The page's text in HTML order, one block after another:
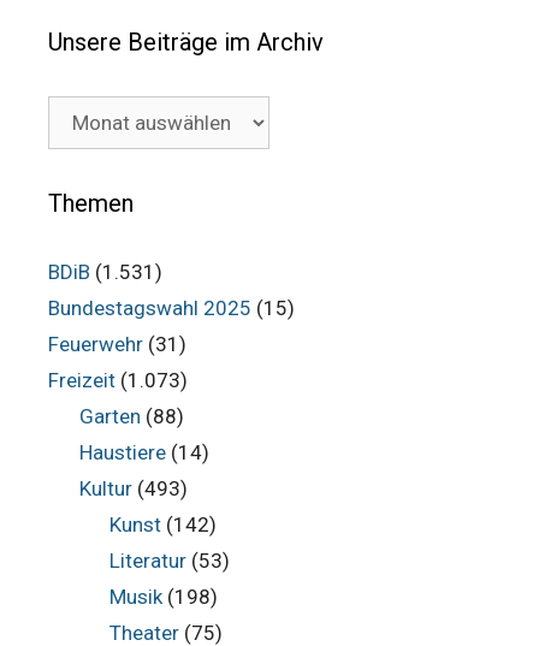
Unsere Beiträge im Archiv
Archiv
Themen
BDiB (1.531)
Bundestagswahl 2025 (15)
Feuerwehr (31)
Freizeit (1.073)
Garten (88)
Haustiere(14)
Kultur(493)
Kunst (142)
Literatur (53)
Musik (198)
Theater (75)